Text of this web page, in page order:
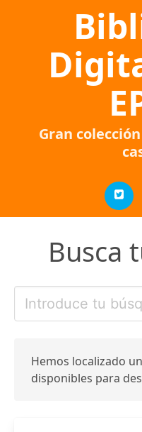
Gran
Busca
Hemos localizado
disponibles para